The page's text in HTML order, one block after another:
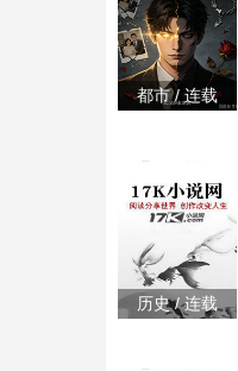
都市 / 连载
历史 / 连载